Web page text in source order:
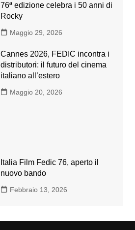
76ª edizione celebra i 50 anni di
Rocky
Maggio 29, 2026
Cannes 2026, FEDIC incontra i
distributori: il futuro del cinema
italiano all’estero
Maggio 20, 2026
Italia Film Fedic 76, aperto il
nuovo bando
Febbraio 13, 2026